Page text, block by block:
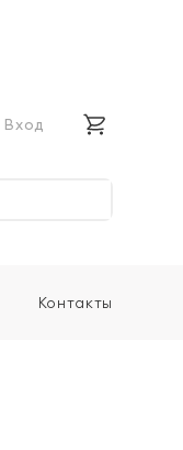
Вход
Контакты